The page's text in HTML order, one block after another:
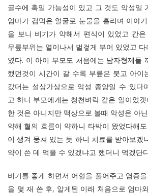
골수에 혹일 가능성이 있고 그 것도 악성일
엄마가 겁먹은 얼굴로 눈물을 흘리며 이야
을 보니 비기가 약해서 편식이 있었고 간
무릎부위는 열이나서 벌겋게 부어 있었고
였다. 이 아이 부모도 처음에는 남자형제들
했던것이 시간이 갈 수록 부릎은 붓고 아이
갔더는 설상가상으로 악성 종양일 수 있다
고 하니 부모에게는 청천벼락 같은 일이었
한 것은 아니지만 맥상으로 볼때 악성은 아
약해 혈의 흐름이 약하니 타박이 왔었다해
이 생겨 뭉쳐 있는 듯 하니 치료를 받아보겠
약이 쓴 데 먹을 수 있겠냐고 했더니 먹겠단
비기를 좋게 하면서 어혈을 풀어주고 염증
을 몇 재 쓴 후, 알게된 이래 처음으로 엄마